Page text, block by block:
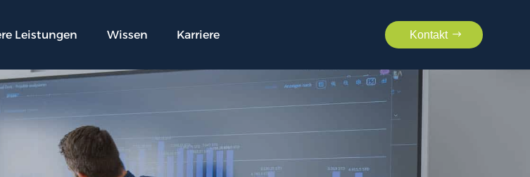
Leistungen Wissen Karriere Kontakt